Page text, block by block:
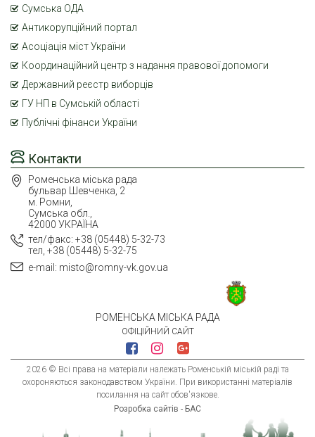
РОМЕНСЬКА МІСЬКА РАДА
ОФІЦІЙНИЙ САЙТ
2026 © Всі права на матеріали належать Роменській міській раді та
охороняються законодавством України. При використанні матеріалів
посилання на сайт обов'язкове.
Розробка сайтів - БАС
Контакти
Роменська міська рада
бульвар Шевченка, 2
м. Ромни,
Сумська обл.,
42000 УКРАЇНА
тел/факс: +38 (05448) 5-32-73
тел, +38 (05448) 5-32-75
e-mail: misto@romny-vk.gov.ua
Сумська ОДА
Антикорупційний портал
Асоціація міст України
Координаційний центр з надання правової допомоги
Державний реєстр виборців
ГУ НП в Сумській області
Публічні фінанси України